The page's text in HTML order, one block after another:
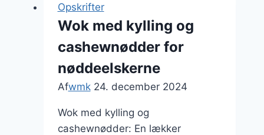
sund
madoplevelse
Opskrifter
Wok med kylling og
cashewnødder for
nøddeelskerne
Afwmk 24. december 2024
Wok med kylling og
cashewnødder: En lækker